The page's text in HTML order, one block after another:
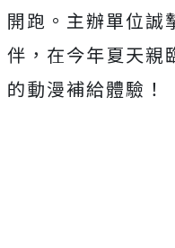
開跑。主辦單位誠
伴，在今年夏天親
的動漫補給體驗！